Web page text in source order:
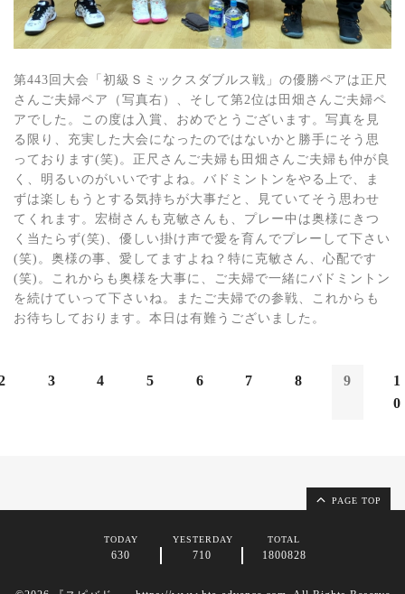
第443回大会「初級Ｓミックスダブルス戦」の優勝ペアは正尺
さんご夫婦ペア（写真右）、そして第2位は田畑さんご夫婦ペ
アでした。この度は入賞、おめでとうございます。写真を見
る限り、充実した大会になったのではないかと勝手にそう思
っております(笑)。正尺さんご夫婦も田畑さんご夫婦も仲が良
く、明るいのがいいですよね。バドミントンをやる上で、ま
ずは楽しもうとする気持ちが大事だと、見ていてそう思わせ
てくれます。宏樹さんも克敏さんも、プレー中は奥様にきつ
く当たらず(笑)、優しい掛け声で愛を育んでプレーして下さい
(笑)。奥様の事、愛してますよね？特に克敏さん、心配です
(笑)。これからも奥様を大事に、ご夫婦で一緒にバドミントン
を続けていって下さいね。またご夫婦での参戦、これからも
お待ちしております。本日は有難うございました。
3 4 5 6 7 8 9
1
0
PAGE TOP
TODAY
630
YESTERDAY
710
TOTAL
1800828